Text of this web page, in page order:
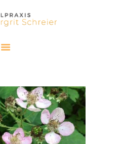
SCHREIER
und Meditation